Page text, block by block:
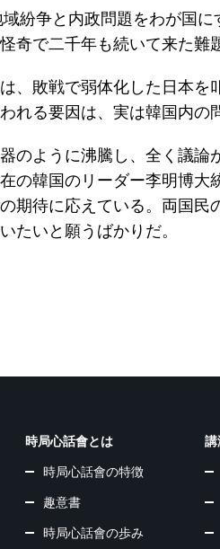
紛争と内政問題をわが国
奇で二千年も続いて来た難
、敗戦で弱体化した日本
る要因は、実は韓国内の
のように沸騰し、全く議
の韓国のリーダー李明博
期待に応えている。両国
たいと願うばかりだ。
時局心話會とは
時局心話會の特徴
趣意書
時局心話會の歩み
講